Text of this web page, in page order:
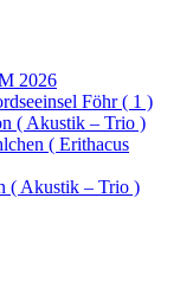
2026
Föhr ( 1 )
( Akustik – Trio )
( Erithacus
( Akustik – Trio )